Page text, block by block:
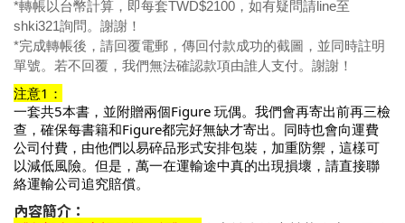
*轉帳以台幣計算，即每套TWD$2100，如有疑問請line至
shki321詢問。謝謝！
*完成轉帳後，請回覆電郵，傳回付款成功的截圖，並同時註明
單號。若不回覆，我們無法確認款項由誰人支付。謝謝！
注意1：
一套共5本書，並附贈兩個Figure 玩偶。我們會再寄出前再三檢
查，確保每書籍和Figure都完好無缺才寄出。同時也會向運費
公司付費，由他們以易碎品形式安排包裝，加重防禦，這樣可
以減低風險。但是，萬一在運輸途中真的出現損壞，請直接聯
絡運輸公司追究賠償。
內容簡介：